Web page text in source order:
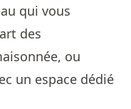
qui vous
des
ou
un espace dédié